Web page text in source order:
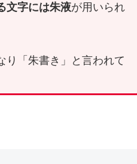
文字には朱液が用いられ
り「朱書き」と言われて